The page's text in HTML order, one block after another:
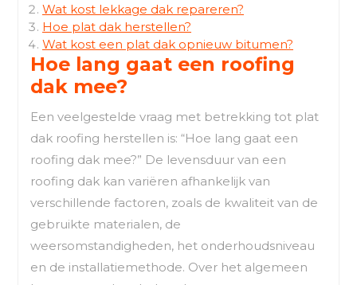
Wat kost lekkage dak repareren?
Hoe plat dak herstellen?
Wat kost een plat dak opnieuw bitumen?
Hoe lang gaat een roofing
dak mee?
Een veelgestelde vraag met betrekking tot plat
dak roofing herstellen is: “Hoe lang gaat een
roofing dak mee?” De levensduur van een
roofing dak kan variëren afhankelijk van
verschillende factoren, zoals de kwaliteit van de
gebruikte materialen, de
weersomstandigheden, het onderhoudsniveau
en de installatiemethode. Over het algemeen